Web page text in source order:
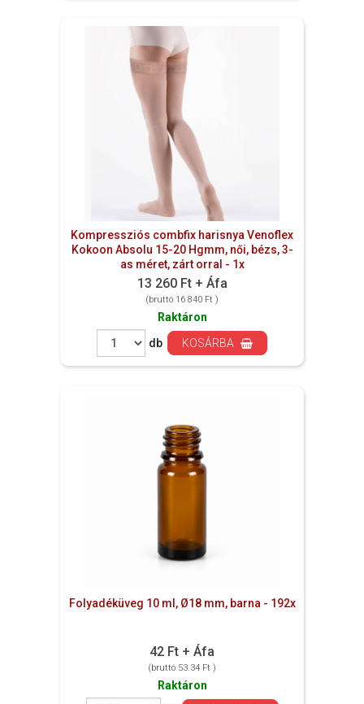
Kompressziós combfix harisnya Venoflex
Kokoon Absolu 15-20 Hgmm, női, bézs, 3-
as méret, zárt orral - 1x
13 260 Ft + Áfa
(bruttó 16 840 Ft )
Raktáron
db
KOSÁRBA
Folyadéküveg 10 ml, Ø18 mm, barna - 192x
42 Ft + Áfa
(bruttó 53.34 Ft )
Raktáron